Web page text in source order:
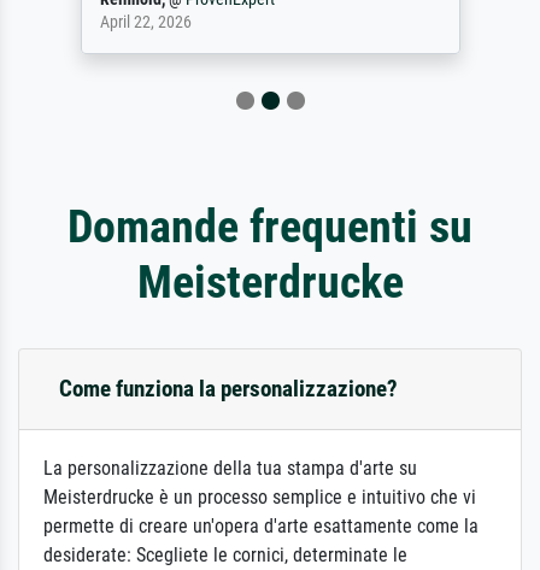
April 22, 2026
Domande frequenti su
Meisterdrucke
Come funziona la personalizzazione?
La personalizzazione della tua stampa d'arte su
Meisterdrucke è un processo semplice e intuitivo che vi
permette di creare un'opera d'arte esattamente come la
desiderate: Scegliete le cornici, determinate le